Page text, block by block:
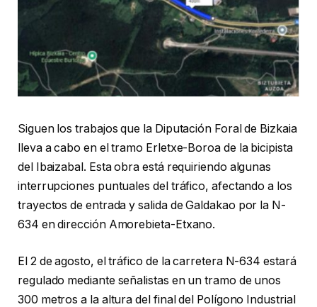
Siguen los trabajos que la Diputación Foral de Bizkaia
lleva a cabo en el tramo Erletxe-Boroa de la bicipista
del Ibaizabal. Esta obra está requiriendo algunas
interrupciones puntuales del tráfico, afectando a los
trayectos de entrada y salida de Galdakao por la N-
634 en dirección Amorebieta-Etxano.
El 2 de agosto, el tráfico de la carretera N-634 estará
regulado mediante señalistas en un tramo de unos
300 metros a la altura del final del Polígono Industrial